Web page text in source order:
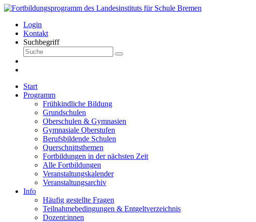
Login
Kontakt
Suchbegriff
Start
Programm
Frühkindliche Bildung
Grundschulen
Oberschulen & Gymnasien
Gymnasiale Oberstufen
Berufsbildende Schulen
Querschnittsthemen
Fortbildungen in der nächsten Zeit
Alle Fortbildungen
Veranstaltungskalender
Veranstaltungsarchiv
Info
Häufig gestellte Fragen
Teilnahmebedingungen & Entgeltverzeichnis
Dozent:innen